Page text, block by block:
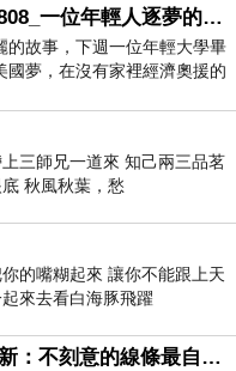
小朱週記 20260808_一位年輕人逐夢的真實故事
的故事，下週一位年輕大學畢
國夢，在沒有家裡經濟奧援的
工作累積出國基
三師兄一道來 知己兩三品茗
秋風秋葉，愁
的嘴糊起來 讓你不能跟上天
來去看白海豚飛躍
當代藝術家盧嵐新：不刻意的線條最自由，讓色彩流動、筆觸自己說話